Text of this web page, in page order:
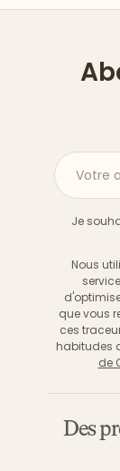
Votre
Je
Nous
que vous
ces
habitudes
de
Des